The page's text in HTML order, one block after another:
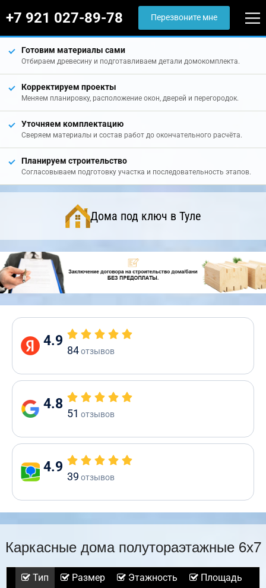
+7 921 027-89-78 Перезвоните мне
Готовим материалы сами
Отбираем древесину и подготавливаем детали домокомплекта.
Корректируем проекты
Меняем планировку, расположение окон, дверей и перегородок.
Уточняем комплектацию
Сверяем материалы и состав работ до окончательного расчёта.
Планируем строительство
Согласовываем подготовку участка и последовательность этапов.
Дома под ключ в Туле
4.9
84отзывов
4.8
51 отзывов
4.9
39 отзывов
Каркасные дома полутораэтажные 6х7
Тип Размер Этажность
Площадь